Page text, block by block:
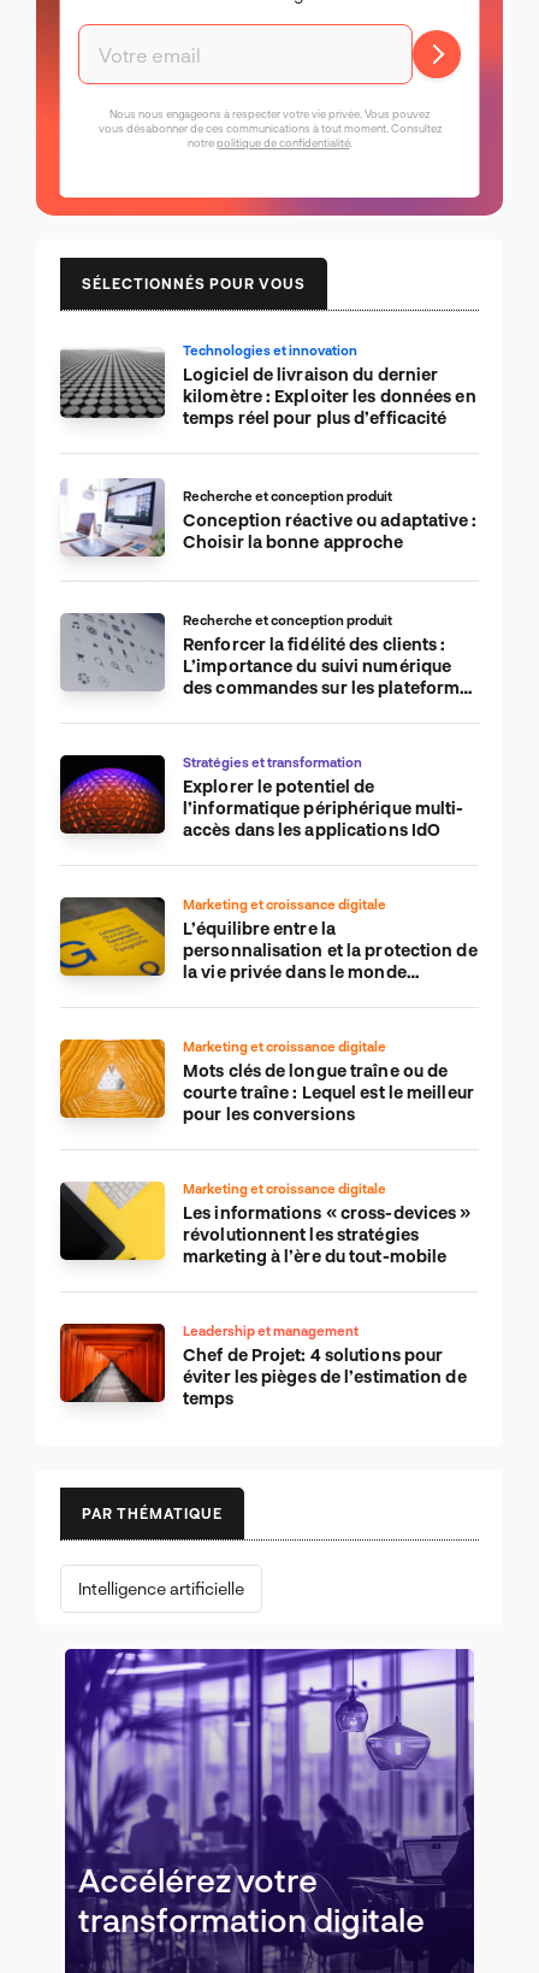
Nous nous engageons à respecter votre vie privée. Vous pouvez
vous désabonner de ces communications à tout moment. Consultez
notrepolitique de confidentialité.
SÉLECTIONNÉS POUR VOUS
Technologies et innovation
Logiciel de livraison du dernier
kilomètre : Exploiter les données en
temps réel pour plus d’efficacité
Recherche et conception produit
Conception réactive ou adaptative :
Choisir la bonne approche
Recherche et conception produit
Renforcer la fidélité des clients :
L’importance du suivi numérique
des commandes sur les plateformes
Stratégies et transformation
Explorer le potentiel de
l’informatique périphérique multi-
accès dans les applications IdO
Marketing et croissance digitale
L’équilibre entre la
personnalisation et la protection de
la vie privée dans le monde
Marketing et croissance digitale
Mots clés de longue traîne ou de
courte traîne : Lequel est le meilleur
pour les conversions
Marketing et croissance digitale
Les informations « cross-devices »
révolutionnent les stratégies
marketing à l’ère du tout-mobile
Leadership et management
Chef de Projet: 4 solutions pour
éviter les pièges de l’estimation de
temps
PAR THÉMATIQUE
Intelligence artificielle
Accélérez votre
transformation digitale